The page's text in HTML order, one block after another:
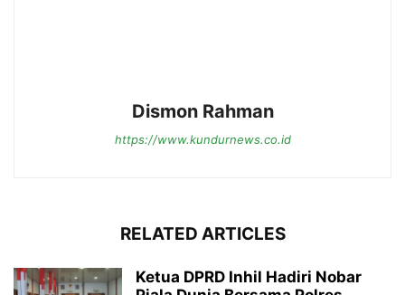
Dismon Rahman
https://www.kundurnews.co.id
RELATED ARTICLES
Ketua DPRD Inhil Hadiri Nobar